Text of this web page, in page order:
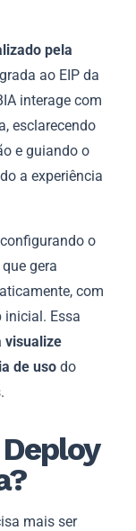
pela
ao EIP da
interage com
esclarecendo
e guiando o
a experiência
o
gera
com
inicial. Essa
visualize
de uso do
mais ser